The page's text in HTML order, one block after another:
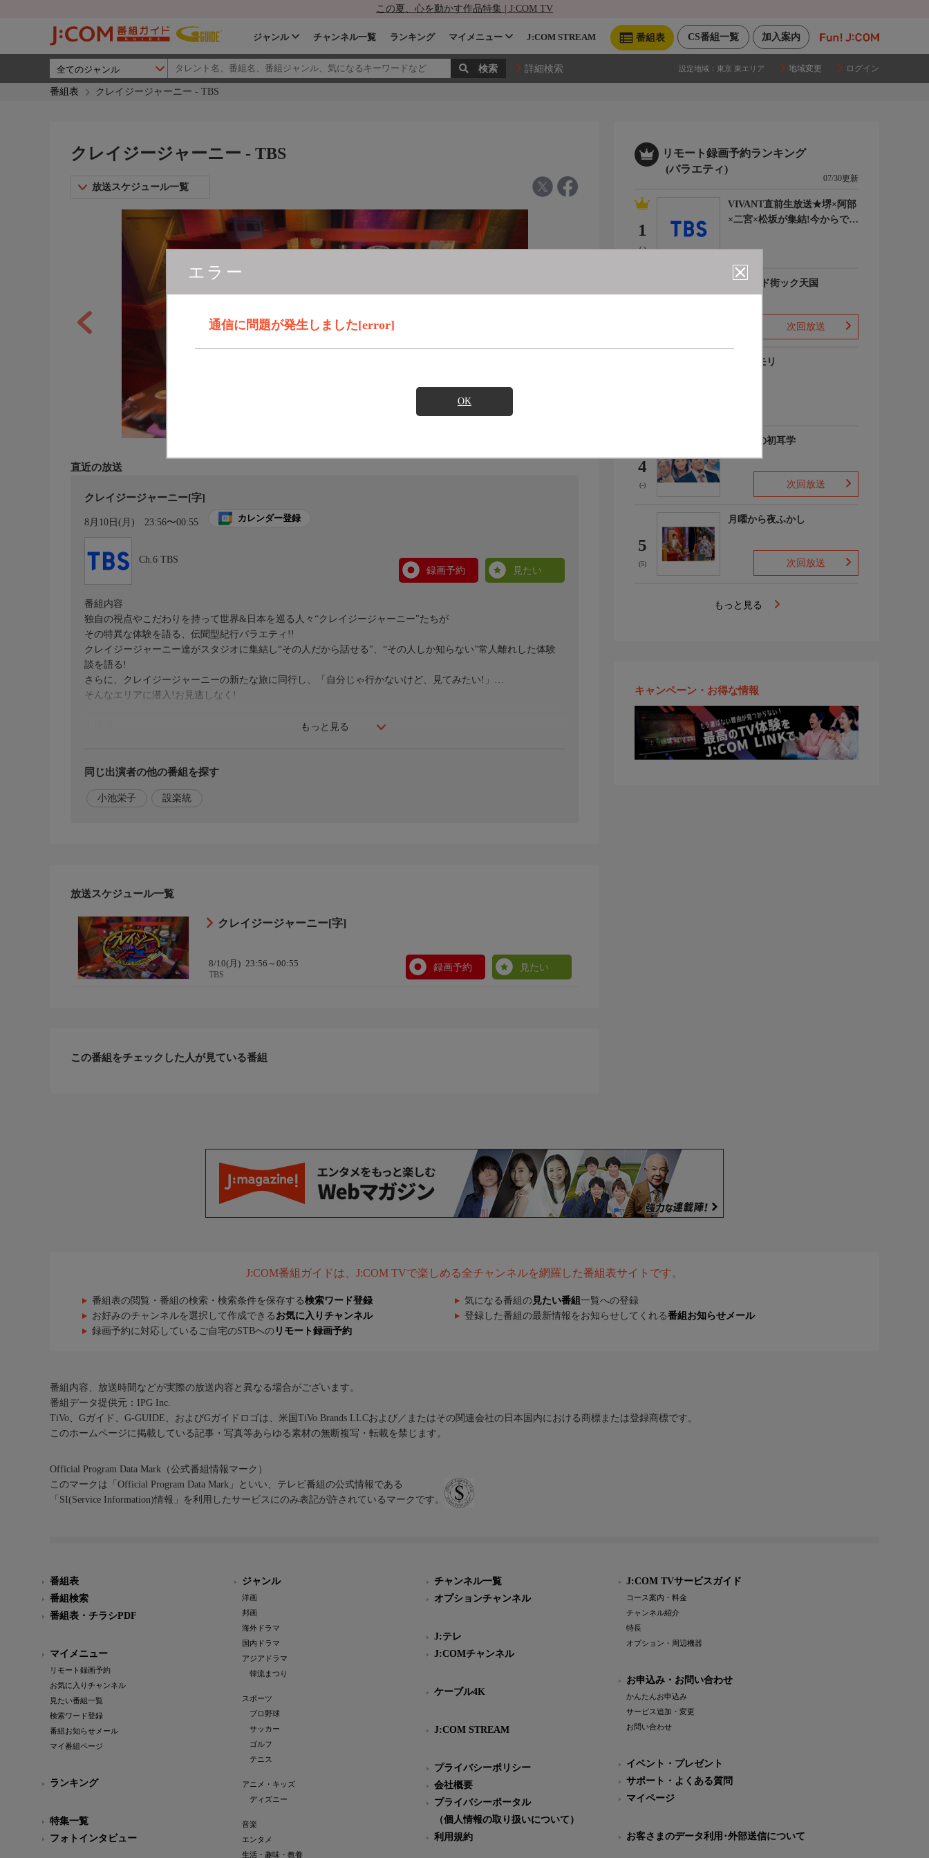
この夏、心を動かす作品特集 | J:COM TV
加入案内
CS番組一覧
番組表
ジャンル チャンネル一覧 ランキング マイメニュー J:COM STREAM
詳細検索 設定地域： 東京 東エリア 地域変更 ログイン
番組表 クレイジージャーニー - TBS
エラー
通信に問題が発生しました[error]
OK
クレイジージャーニー - TBS
放送スケジュール一覧
直近の放送
クレイジージャーニー[字]
8月10日(月) 23:56〜00:55 カレンダー登録
Ch.6 TBS
録画予約
見たい
もっと見る
番組内容
独自の視点やこだわりを持って世界&日本を巡る人々“クレイジージャーニー"たちが
その特異な体験を語る、伝聞型紀行バラエティ!!
クレイジージャーニー達がスタジオに集結し“その人だから話せる"、“その人しか知らない"常人離れした体験
談を語る!
さらに、クレイジージャーニーの新たな旅に同行し、「自分じゃ行かないけど、見てみたい!」…
そんなエリアに潜入!お見逃しなく!
スタッフ
番組の内容と放送時間は変更になる場合があります。
同じ出演者の他の番組を探す
小池栄子 設楽統
放送スケジュール一覧
クレイジージャーニー[字]
8/10(月) 23:56～00:55
TBS
録画予約 見たい
この番組をチェックした人が見ている番組
リモート録画予約ランキング
(バラエティ)
07/30更新
1
(-)
VIVANT直前生放送★堺×阿部
×二宮×松坂が集結!今からでも
出没!アド街ック天国
次回放送
ブラタモリ
4
(-)
日曜日の初耳学
次回放送
5
(5)
月曜から夜ふかし
次回放送
もっと見る
キャンペーン・お得な情報
J:COM番組ガイドは、J:COM TVで楽しめる全チャンネルを網羅した番組表サイトです。
番組表の閲覧・番組の検索・検索条件を保存する検索ワード登録 気になる番組の 見たい番組 一覧への登録
お好みのチャンネルを選択して作成できる お気に入りチャンネル 登録した番組の最新情報をお知らせしてくれる番組お知らせメール
録画予約に対応しているご自宅のSTBへの リモート録画予約
番組内容、放送時間などが実際の放送内容と異なる場合がございます。
番組データ提供元：IPG Inc.
TiVo、Gガイド、G-GUIDE、およびGガイドロゴは、米国TiVo Brands LLCおよび／またはその関連会社の日本国内における商標または登録商標です。
このホームページに掲載している記事・写真等あらゆる素材の無断複写・転載を禁じます。
Official Program Data Mark（公式番組情報マーク）
このマークは「Official Program Data Mark」といい、テレビ番組の公式情報である
「SI(Service Information)情報」を利用したサービスにのみ表記が許されているマークです。
番組表
番組検索
番組表・チラシPDF
マイメニュー
リモート録画予約
お気に入りチャンネル
見たい番組一覧
検索ワード登録
番組お知らせメール
マイ番組ページ
ランキング
特集一覧
フォトインタビュー
ジャンル
洋画
邦画
海外ドラマ
国内ドラマ
アジアドラマ
韓流まつり
スポーツ
プロ野球
サッカー
ゴルフ
テニス
アニメ・キッズ
ディズニー
音楽
エンタメ
生活・趣味・教養
チャンネル一覧
オプションチャンネル
J:テレ
J:COMチャンネル
ケーブル4K
J:COM STREAM
プライバシーポリシー
会社概要
プライバシーポータル
（個人情報の取り扱いについて）
利用規約
J:COM TVサービスガイド
コース案内・料金
チャンネル紹介
特長
オプション・周辺機器
お申込み・お問い合わせ
かんたんお申込み
サービス追加・変更
お問い合わせ
イベント・プレゼント
サポート・よくある質問
マイページ
お客さまのデータ利用･外部送信について